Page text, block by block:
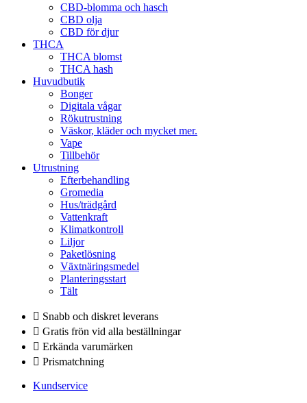
CBD-blomma och hasch
CBD olja
CBD för djur
THCA
THCA blomst
THCA hash
Huvudbutik
Bonger
Digitala vågar
Rökutrustning
Väskor, kläder och mycket mer.
Vape
Tillbehör
Utrustning
Efterbehandling
Gromedia
Hus/trädgård
Vattenkraft
Klimatkontroll
Liljor
Paketlösning
Växtnäringsmedel
Planteringsstart
Tält
Snabb och diskret leverans
Gratis frön vid alla beställningar
Erkända varumärken
Prismatchning
Kundservice